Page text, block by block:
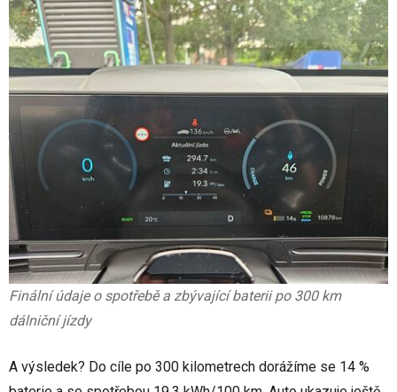
Finální údaje o spotřebě a zbývající baterii po 300 km
dálniční jízdy
A výsledek? Do cíle po 300 kilometrech dorážíme se 14 %